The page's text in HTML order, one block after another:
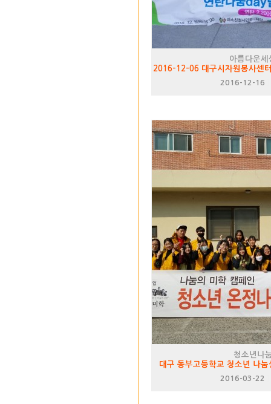
아름다운세
2016-12-06 대구시자원봉사센
2016-12-16
청소년나
대구 동부고등학교 청소년 나
2016-03-22